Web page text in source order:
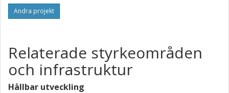
Andra projekt
Relaterade styrkeområden
och infrastruktur
Hållbar utveckling